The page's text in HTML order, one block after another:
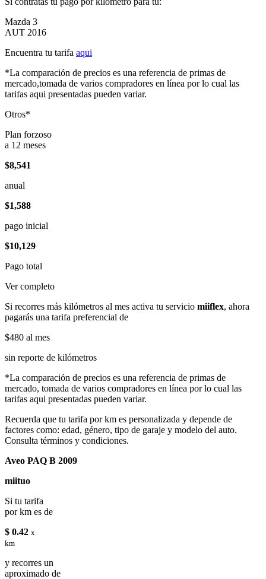
Mazda 3
AUT 2016
Encuentra tu tarifa aqui
*La comparación de precios es una referencia de primas de
mercado,tomada de varios compradores en línea por lo cual las
tarifas aqui presentadas pueden variar.
Otros*
Plan forzoso
a 12 meses
$8,541
anual
$1,588
pago inicial
$10,129
Pago total
Ver completo
Si recorres más kilómetros al mes activa tu servicio miiflex, ahora
pagarás una tarifa preferencial de
$480 al mes
sin reporte de kilómetros
*La comparación de precios es una referencia de primas de
mercado, tomada de varios compradores en línea por lo cual las
tarifas aqui presentadas pueden variar.
Recuerda que tu tarifa por km es personalizada y depende de
factores como: edad, género, tipo de garaje y modelo del auto.
Consulta términos y condiciones.
Aveo PAQ B 2009
miituo
Si tu tarifa
por km es de
$ 0.42 x
km
y recorres un
aproximado de